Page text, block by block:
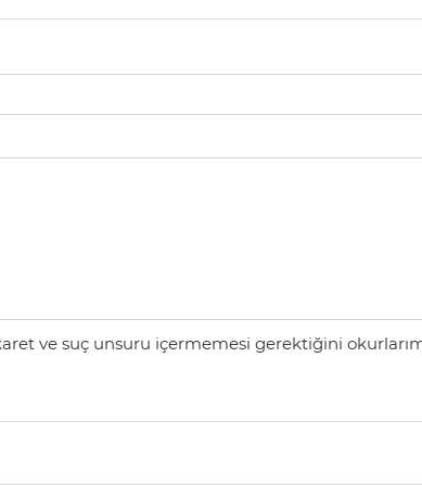
ve suç unsuru içermemesi gerektiğini